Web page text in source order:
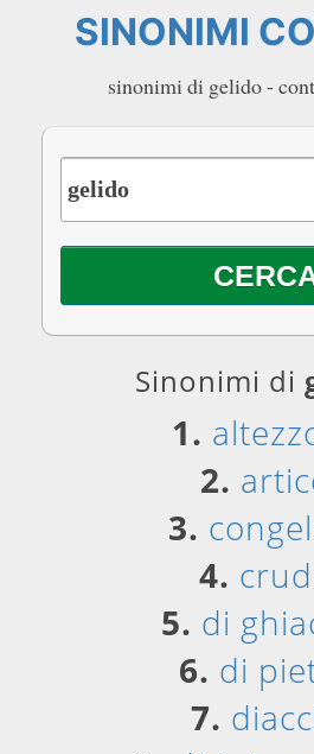
SINONIMI
sinonimi di gelido -
Sinonimi di
1.
2.
3.
4.
5. di
6. di
7.